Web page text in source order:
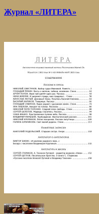
Журнал «ЛИТЕРА»